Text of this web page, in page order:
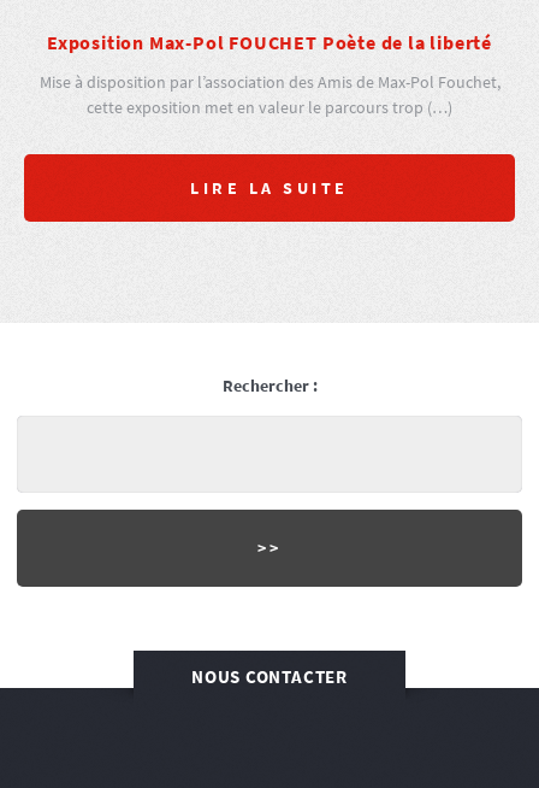
Exposition Max-Pol FOUCHET Poète de la liberté
Mise à disposition par l’association des Amis de Max-Pol Fouchet,
cette exposition met en valeur le parcours trop (…)
LIRE LA SUITE
Rechercher :
NOUS CONTACTER